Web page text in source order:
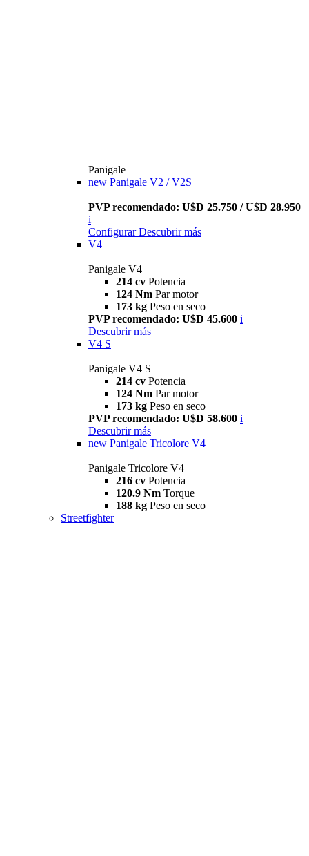
Panigale
new Panigale V2 / V2S
PVP recomendado: U$D 25.750 / U$D 28.950
i
Configurar Descubrir más
V4
Panigale V4
214 cv Potencia
124 Nm Par motor
173 kg Peso en seco
PVP recomendado: U$D 45.600 i
Descubrir más
V4 S
Panigale V4 S
214 cv Potencia
124 Nm Par motor
173 kg Peso en seco
PVP recomendado: U$D 58.600 i
Descubrir más
new Panigale Tricolore V4
Panigale Tricolore V4
216 cv Potencia
120.9 Nm Torque
188 kg Peso en seco
Streetfighter